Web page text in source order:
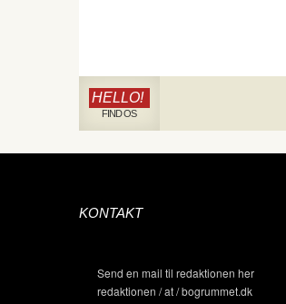
HELLO!
FIND OS
KONTAKT
Send en mail til redaktionen her
redaktionen / at / bogrummet.dk